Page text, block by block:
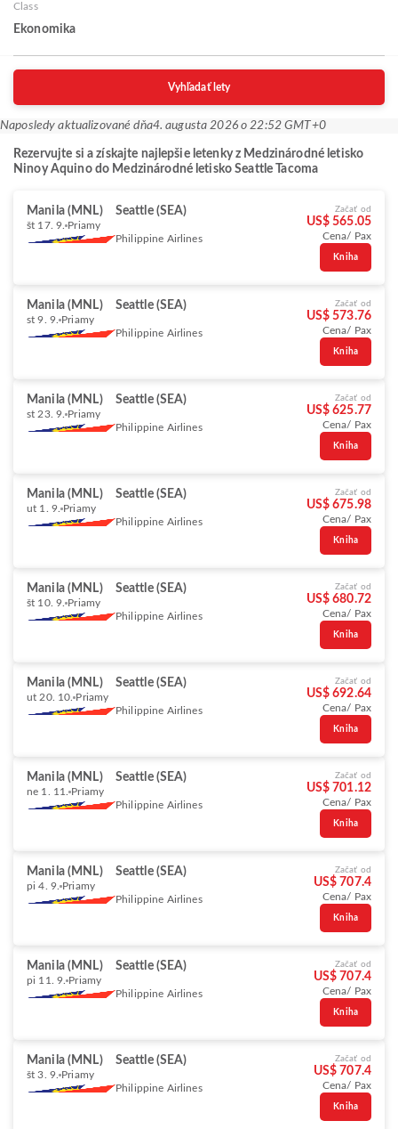
Class
Ekonomika
Vyhľadať lety
Naposledy aktualizované dňa4. augusta 2026 o 22:52 GMT+0
Rezervujte si a získajte najlepšie letenky z Medzinárodné letisko
Ninoy Aquino do Medzinárodné letisko Seattle Tacoma
Manila (MNL) Seattle (SEA)
št 17. 9. Priamy
Philippine Airlines
Začať od
US$ 565.05
Cena/ Pax
Kniha
Manila (MNL) Seattle (SEA)
st 9. 9. Priamy
Philippine Airlines
Začať od
US$ 573.76
Cena/ Pax
Kniha
Manila (MNL) Seattle (SEA)
st 23. 9. Priamy
Philippine Airlines
Začať od
US$ 625.77
Cena/ Pax
Kniha
Manila (MNL) Seattle (SEA)
ut 1. 9. Priamy
Philippine Airlines
Začať od
US$ 675.98
Cena/ Pax
Kniha
Manila (MNL) Seattle (SEA)
št 10. 9. Priamy
Philippine Airlines
Začať od
US$ 680.72
Cena/ Pax
Kniha
Manila (MNL) Seattle (SEA)
ut 20. 10. Priamy
Philippine Airlines
Začať od
US$ 692.64
Cena/ Pax
Kniha
Manila (MNL) Seattle (SEA)
ne 1. 11. Priamy
Philippine Airlines
Začať od
US$ 701.12
Cena/ Pax
Kniha
Manila (MNL) Seattle (SEA)
pi 4. 9. Priamy
Philippine Airlines
Začať od
US$ 707.4
Cena/ Pax
Kniha
Manila (MNL) Seattle (SEA)
pi 11. 9. Priamy
Philippine Airlines
Začať od
US$ 707.4
Cena/ Pax
Kniha
Manila (MNL) Seattle (SEA)
št 3. 9. Priamy
Philippine Airlines
Začať od
US$ 707.4
Cena/ Pax
Kniha